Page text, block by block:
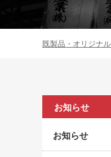
既製品・オリジナ
お知らせ
お知らせ